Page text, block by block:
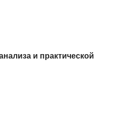
и практической